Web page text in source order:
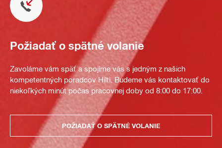
Požiadať o spätné volanie
Zavoláme vám späť a spojíme vás s jedným z našich
kompetentných poradcov Hilti. Budeme vás kontaktovať do
niekoľkých minút počas pracovnej doby od 8:00 do 17:00.
POŽIADAŤ O SPÄTNÉ VOLANIE